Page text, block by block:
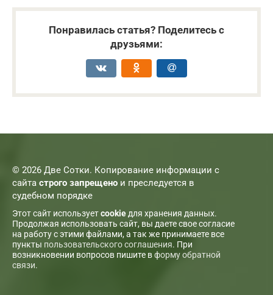
Понравилась статья? Поделитесь с
друзьями:
© 2026 Две Сотки. Копирование информации с
сайта строго запрещено и преследуется в
судебном порядке
Этот сайт используетcookieдля хранения данных.
Продолжая использовать сайт, вы даете свое согласие
на работу с этими файлами, а так же принимаете все
пункты пользовательского соглашения. При
возникновении вопросов пишите вформу обратной
связи.